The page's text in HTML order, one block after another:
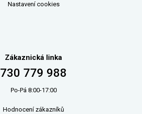
Nastavení cookies
Zákaznická linka
730 779 988
Po-Pá 8:00-17:00
Hodnocení zákazníků